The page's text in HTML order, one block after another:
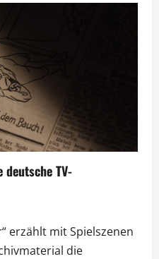
deutsche TV-
erzählt mit Spielszenen
die